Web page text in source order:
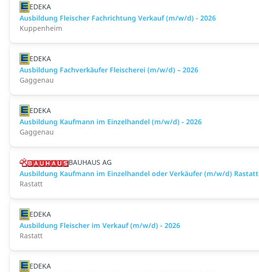
EDEKA
Ausbildung Fleischer Fachrichtung Verkauf (m/w/d) - 2026
Kuppenheim
EDEKA
Ausbildung Fachverkäufer Fleischerei (m/w/d) – 2026
Gaggenau
EDEKA
Ausbildung Kaufmann im Einzelhandel (m/w/d) - 2026
Gaggenau
BAUHAUS AG
Ausbildung Kaufmann im Einzelhandel oder Verkäufer (m/w/d) Rastatt
Rastatt
EDEKA
Ausbildung Fleischer im Verkauf (m/w/d) - 2026
Rastatt
EDEKA